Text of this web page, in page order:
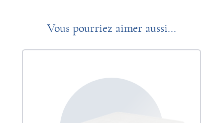
Vous pourriez aimer aussi...